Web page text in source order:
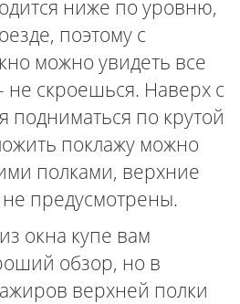
ниже по уровню,
поэтому с
можно увидеть все
не скроешься. Наверх с
подниматься по крутой
поклажу можно
полками, верхние
предусмотрены.
окна купе вам
обзор, но в
верхней полки